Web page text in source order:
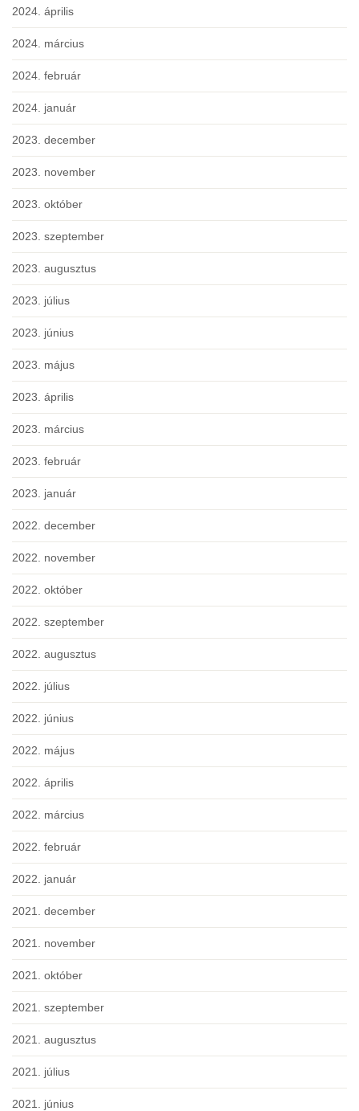
2024. április
2024. március
2024. február
2024. január
2023. december
2023. november
2023. október
2023. szeptember
2023. augusztus
2023. július
2023. június
2023. május
2023. április
2023. március
2023. február
2023. január
2022. december
2022. november
2022. október
2022. szeptember
2022. augusztus
2022. július
2022. június
2022. május
2022. április
2022. március
2022. február
2022. január
2021. december
2021. november
2021. október
2021. szeptember
2021. augusztus
2021. július
2021. június